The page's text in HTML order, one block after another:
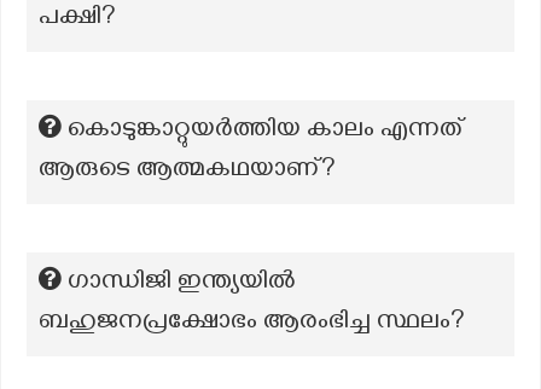
പക്ഷി?
കൊടുങ്കാറ്റുയർത്തിയ കാലം എന്നത്
ആരുടെ ആത്മകഥയാണ്?
ഗാന്ധിജി ഇന്ത്യയിൽ
ബഹുജനപ്രക്ഷോഭം ആരംഭിച്ച സ്ഥലം?